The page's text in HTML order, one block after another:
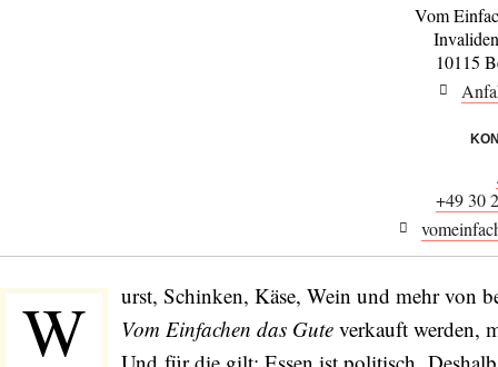
Vom
10115
+49 30
W
urst, Schinken, Käse, Wein und mehr von
Vom Einfachen das Gute verkauft werden,